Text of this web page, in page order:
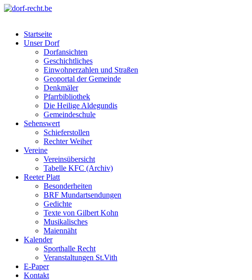
Skip
Startseite
Unser Dorf
Dorfansichten
Geschichtliches
Einwohnerzahlen und Straßen
Geoportal der Gemeinde
Denkmäler
Pfarrbibliothek
Die Heilige Aldegundis
Gemeindeschule
Sehenswert
Schieferstollen
Rechter Weiher
Vereine
Vereinsübersicht
Tabelle KFC (Archiv)
Reeter Platt
Besonderheiten
BRF Mundartsendungen
Gedichte
Texte von Gilbert Kohn
Musikalisches
Maiennäht
Kalender
Sporthalle Recht
Veranstaltungen St.Vith
E-Paper
Kontakt